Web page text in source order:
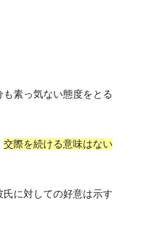
素っ気ない態度をとる
交際を続ける意味はない
に対しての好意は示す